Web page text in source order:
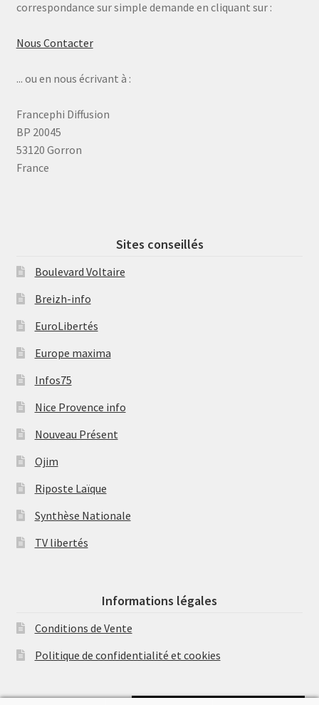
correspondance sur simple demande en cliquant sur :
Nous Contacter
... ou en nous écrivant à :
Francephi Diffusion
BP 20045
53120 Gorron
France
Sites conseillés
Boulevard Voltaire
Breizh-info
EuroLibertés
Europe maxima
Infos75
Nice Provence info
Nouveau Présent
Ojim
Riposte Laïque
Synthèse Nationale
TV libertés
Informations légales
Conditions de Vente
Politique de confidentialité et cookies